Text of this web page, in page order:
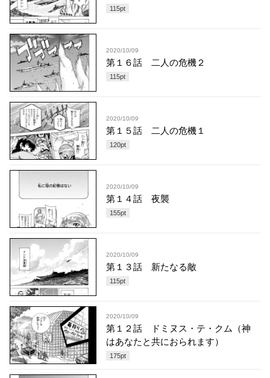
115pt
2020/10/09
第１６話 二人の危機２
115pt
2020/10/09
第１５話 二人の危機１
120pt
2020/10/09
第１４話 夜襲
155pt
2020/10/09
第１３話 新たなる敵
115pt
2020/10/09
第１２話 ドミヌス・テ・クム（神
はあなたと共におられます）
175pt